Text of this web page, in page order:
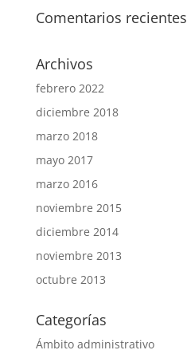
Comentarios recientes
Archivos
febrero 2022
diciembre 2018
marzo 2018
mayo 2017
marzo 2016
noviembre 2015
diciembre 2014
noviembre 2013
octubre 2013
Categorías
Ámbito administrativo